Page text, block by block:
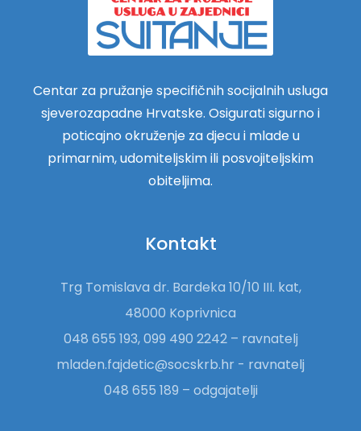
Centar za pružanje specifičnih socijalnih usluga
sjeverozapadne Hrvatske. Osigurati sigurno i
poticajno okruženje za djecu i mlade u
primarnim, udomiteljskim ili posvojiteljskim
obiteljima.
Kontakt
Trg Tomislava dr. Bardeka 10/10 III. kat,
48000 Koprivnica
048 655 193, 099 490 2242 – ravnatelj
mladen.fajdetic@socskrb.hr - ravnatelj
048 655 189 – odgajatelji